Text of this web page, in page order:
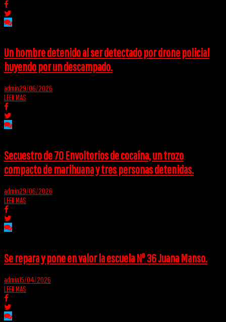
Un hombre detenido al ser detectado por drone policial
huyendo por un descampado.
admin29/06/2026
LEER MAS
Secuestro de 70 Envoltorios de cocaína, un trozo
compacto de marihuana y tres personas detenidas.
admin29/06/2026
LEER MAS
Se repara y pone en valor la escuela Nº 36 Juana Manso.
admin15/04/2026
LEER MAS